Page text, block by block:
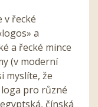
v řecké
a
a řecké mince
(v moderní
myslíte, že
loga pro různé
čínská